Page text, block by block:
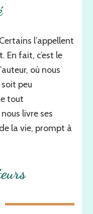
l’appellent
En fait, c’est le
où nous
peu
tout
livre ses
la vie, prompt à